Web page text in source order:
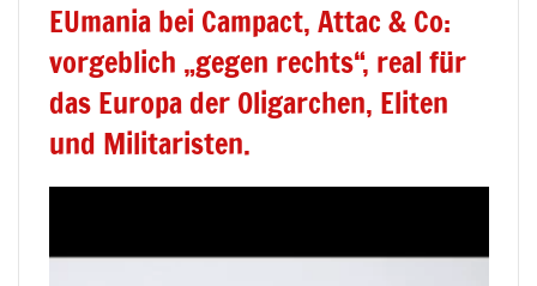
EUmania bei Campact, Attac & Co:
vorgeblich „gegen rechts“, real für
das Europa der Oligarchen, Eliten
und Militaristen.